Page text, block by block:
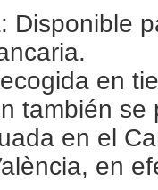
Disponible
en
también
en el
en